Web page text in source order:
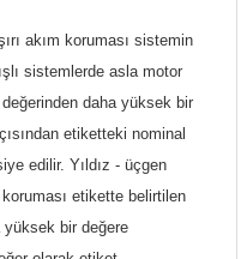
akım koruması sistemin
sistemlerde asla motor
daha yüksek bir
etiketteki nominal
edilir. Yıldız - üçgen
etikette belirtilen
yüksek bir değere